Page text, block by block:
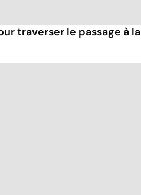
traverser le passage à la